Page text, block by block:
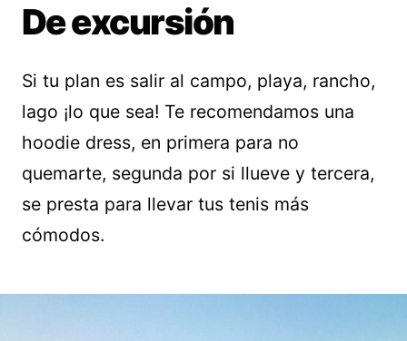
De excursión
Si tu plan es salir al campo, playa, rancho,
lago ¡lo que sea! Te recomendamos una
hoodie dress, en primera para no
quemarte, segunda por si llueve y tercera,
se presta para llevar tus tenis más
cómodos.